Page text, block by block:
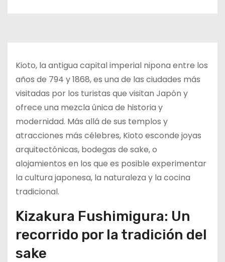
Kioto, la antigua capital imperial nipona entre los
años de 794 y 1868, es una de las ciudades más
visitadas por los turistas que visitan Japón y
ofrece una mezcla única de historia y
modernidad. Más allá de sus templos y
atracciones más célebres, Kioto esconde joyas
arquitectónicas, bodegas de sake, o
alojamientos en los que es posible experimentar
la cultura japonesa, la naturaleza y la cocina
tradicional.
Kizakura Fushimigura: Un
recorrido por la tradición del
sake